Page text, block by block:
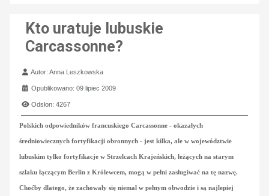
Kto uratuje lubuskie
Carcassonne?
Szczegóły
Autor:Anna Leszkowska
Opublikowano: 09 lipiec 2009
Odsłon: 4267
Polskich odpowiedników francuskiego Carcassonne - okazałych
średniowiecznych fortyfikacji obronnych - jest kilka, ale w województwie
lubuskim tylko fortyfikacje w Strzelcach Krajeńskich, leżących na starym
szlaku łączącym Berlin z Królewcem, mogą w pełni zasługiwać na tę nazwę.
Choćby dlatego, że zachowały się niemal w pełnym obwodzie i są najlepiej